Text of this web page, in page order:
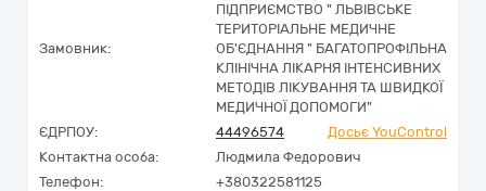
Замовник:
ПІДПРИЄМСТВО " ЛЬВІВСЬКЕ
ТЕРИТОРІАЛЬНЕ МЕДИЧНЕ
ОБ'ЄДНАННЯ " БАГАТОПРОФІЛЬНА
КЛІНІЧНА ЛІКАРНЯ ІНТЕНСИВНИХ
МЕТОДІВ ЛІКУВАННЯ ТА ШВИДКОЇ
МЕДИЧНОЇ ДОПОМОГИ"
ЄДРПОУ:
44496574
Досьє YouControl
Контактна особа:
Людмила Федорович
Телефон:
+380322581125